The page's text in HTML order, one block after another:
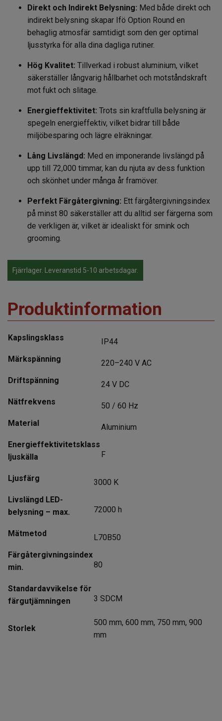
Direkt och Indirekt Belysning: Med både direkt och
indirekt belysning skapar Ifö Option Round en
behaglig atmosfär samtidigt som den ger optimal
ljusstyrka för alla dina dagliga rutiner.
Hög Kvalitet: Tillverkad i robust aluminium, vilket
säkerställer långvarig hållbarhet och motståndskraft
mot fukt och slitage.
Energieffektivitet: Trots sin kraftfulla belysning är
spegeln energieffektiv, vilket bidrar till både
miljöbesparing och lägre elräkningar.
Lång Livslängd: Med en imponerande livslängd på
upp till 72,000 timmar, kan du njuta av dess funktion
och skönhet under många år framöver.
Perfekt Färgåtergivning: Ett färgåtergivningsindex
på minst 80 säkerställer att du alltid ser färgerna som
de verkligen är, vilket är idealiskt för smink och
grooming.
Fjärrlager. Leveranstid 5-10 arbetsdagar.
Produktinformation
Kapslingsklass
IP44
Märkspänning
220–240 V AC
Driftspänning
24 V DC
Nätfrekvens
50 / 60 Hz
Material
Aluminium
Energieffektivitetsklass
ljuskälla
F
Ljusfärg
3000 K
Livslängd LED-
belysning – max.
72000 h
Mätmetod
L70B50
Färgåtergivningsindex
min.
80
Standardavvikelse för
färgutjämningen
3 SDCM
Storlek
500 mm, 600 mm, 750 mm, 900
mm